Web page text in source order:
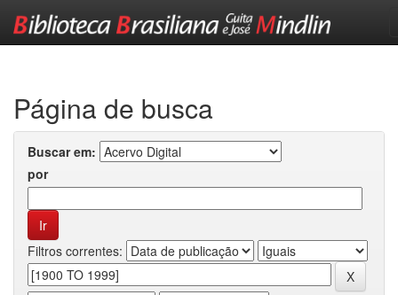
Página de busca
Buscar em:
por
Filtros correntes: